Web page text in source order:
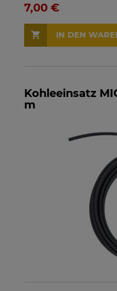
7,00 €
IN DEN
Kohleeinsatz
m